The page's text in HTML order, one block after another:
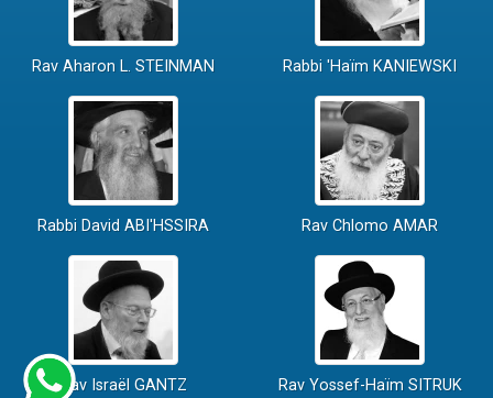
Rav Aharon L. STEINMAN Rabbi 'Haïm KANIEWSKI
Rabbi David ABI'HSSIRA Rav Chlomo AMAR
Rav Israël GANTZ Rav Yossef-Haïm SITRUK